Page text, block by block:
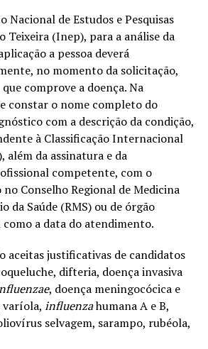
de Estudos e Pesquisas
Teixeira (Inep), para a análise da
a pessoa deverá
no momento da solicitação,
comprove a doença. Na
constar o nome completo do
com a descrição da condição,
à Classificação Internacional
além da assinatura e da
competente, com o
Conselho Regional de Medicina
da Saúde (RMS) ou de órgão
a data do atendimento.
aceitas justificativas de candidatos
difteria, doença invasiva
, doença meningocócica e
influenzahumana A e B,
selvagem, sarampo, rubéola,